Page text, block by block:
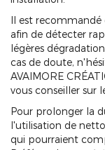
Il est
afin de détecter
légères
cas de doute,
AVAIMORE
vous conseiller sur
Pour prolonger la
l'utilisation de
qui pourraient